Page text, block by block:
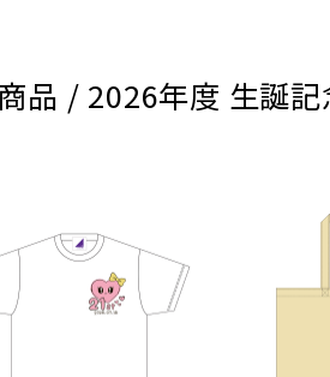
品 / 2026年度 生誕記